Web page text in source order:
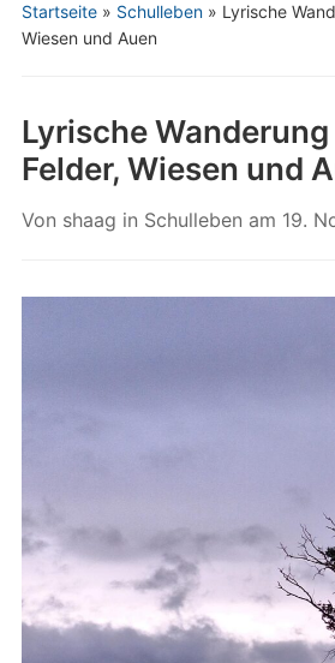
Startseite» Schulleben» Lyrische
Wiesen und Auen
Lyrische
Felder, Wiesen und
Von shaag in Schulleben am 19.